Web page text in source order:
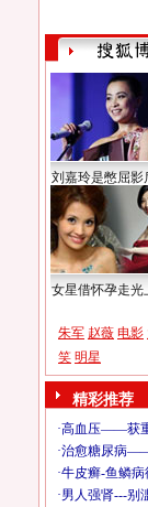
刘嘉玲是憋屈影
女星借怀孕走光
朱军 赵薇 电影
笑 明星
精彩推荐